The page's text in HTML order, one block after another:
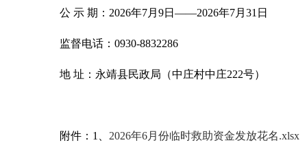
公 示 期：2026年7月9日——2026年7月31日
监督电话：0930-8832286
地 址：永靖县民政局（中庄村中庄222号）
附件：1、 2026年6月份临时救助资金发放花名.xlsx